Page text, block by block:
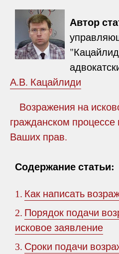
Автор
А.В. Кацайлиди
Возражения на
гражданском
Ваших прав.
Содержание статьи:
1. Как написать
2. Порядок подачи
исковое заявление
3. Сроки подачи